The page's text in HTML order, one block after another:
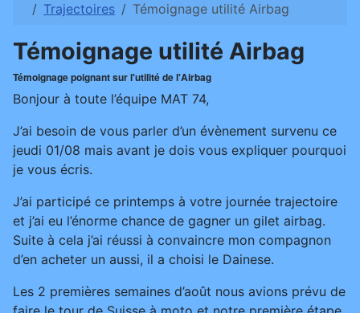
Trajectoires
Témoignage utilité Airbag
Témoignage utilité Airbag
Témoignage poignant sur l'utilité de l'Airbag
Bonjour à toute l’équipe MAT 74,
J’ai besoin de vous parler d’un évènement survenu ce
jeudi 01/08 mais avant je dois vous expliquer pourquoi
je vous écris.
J’ai participé ce printemps à votre journée trajectoire
et j’ai eu l’énorme chance de gagner un gilet airbag.
Suite à cela j’ai réussi à convaincre mon compagnon
d’en acheter un aussi, il a choisi le Dainese.
Les 2 premières semaines d’août nous avions prévu de